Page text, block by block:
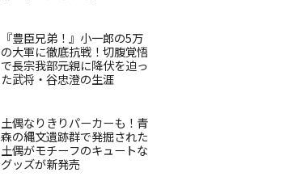
『豊臣兄弟！』小一郎の5万
の大軍に徹底抗戦！切腹覚悟
で長宗我部元親に降伏を迫っ
た武将・谷忠澄の生涯
土偶なりきりパーカーも！青
森の縄文遺跡群で発掘された
土偶がモチーフのキュートな
グッズが新発売